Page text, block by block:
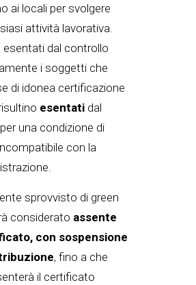
ai locali per svolgere
attività lavorativa.
esentati dal controllo
i soggetti che
di idonea certificazione
esentati dal
una condizione di
con la
sprovvisto di green
considerato assente
con sospensione
, fino a che
il certificato